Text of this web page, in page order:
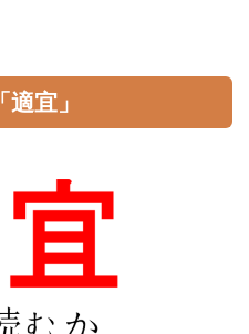
宜」